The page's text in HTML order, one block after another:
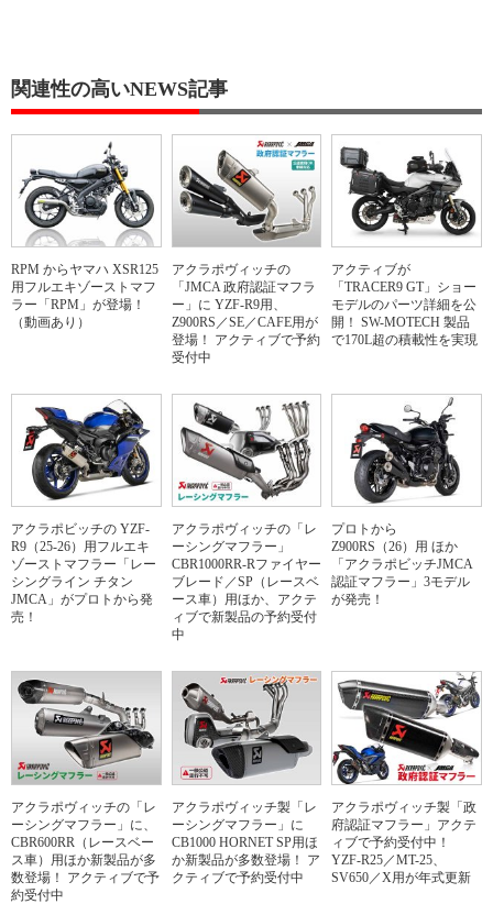
関連性の高いNEWS記事
RPM からヤマハ XSR125
用フルエキゾーストマフ
ラー「RPM」が登場！
（動画あり）
アクラポヴィッチの
「JMCA 政府認証マフラ
ー」に YZF-R9用、
Z900RS／SE／CAFE用が
登場！ アクティブで予約
受付中
アクティブが
「TRACER9 GT」ショー
モデルのパーツ詳細を公
開！ SW-MOTECH 製品
で170L超の積載性を実現
アクラポビッチの YZF-
R9（25-26）用フルエキ
ゾーストマフラー「レー
シングライン チタン
JMCA」がプロトから発
売！
アクラポヴィッチの「レ
ーシングマフラー」
CBR1000RR-Rファイヤー
ブレード／SP（レースベ
ース車）用ほか、アクテ
ィブで新製品の予約受付
中
プロトから
Z900RS（26）用 ほか
「アクラポビッチJMCA
認証マフラー」3モデル
が発売！
アクラポヴィッチの「レ
ーシングマフラー」に、
CBR600RR（レースベー
ス車）用ほか新製品が多
数登場！ アクティブで予
約受付中
アクラポヴィッチ製「レ
ーシングマフラー」に
CB1000 HORNET SP用ほ
か新製品が多数登場！ ア
クティブで予約受付中
アクラポヴィッチ製「政
府認証マフラー」アクテ
ィブで予約受付中！
YZF-R25／MT-25、
SV650／X用が年式更新